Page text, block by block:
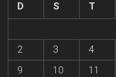
D
S T
2
3 4
9
10 11